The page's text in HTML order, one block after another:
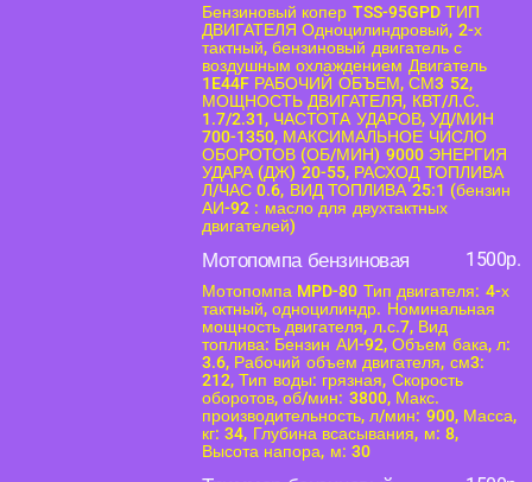
Бензиновый копер TSS-95GPD ТИП
ДВИГАТЕЛЯ Одноцилиндровый, 2-х
тактный, бензиновый двигатель с
воздушным охлаждением Двигатель
1E44F РАБОЧИЙ ОБЪЕМ, СМ3 52,
МОЩНОСТЬ ДВИГАТЕЛЯ, КВТ/Л.С.
1.7/2.31, ЧАСТОТА УДАРОВ, УД/МИН
700-1350, МАКСИМАЛЬНОЕ ЧИСЛО
ОБОРОТОВ (ОБ/МИН) 9000 ЭНЕРГИЯ
УДАРА (ДЖ) 20-55, РАСХОД ТОПЛИВА
Л/ЧАС 0.6, ВИД ТОПЛИВА 25:1 (бензин
АИ-92 : масло для двухтактных
двигателей)
Мотопомпа бензиновая 1500р.
Мотопомпа MPD-80 Тип двигателя: 4-х
тактный, одноцилиндр. Номинальная
мощность двигателя, л.с.7, Вид
топлива: Бензин АИ-92, Объем бака, л:
3.6, Рабочий объем двигателя, см3:
212, Тип воды: грязная, Скорость
оборотов, об/мин: 3800, Макс.
производительность, л/мин: 900, Масса,
кг: 34, Глубина всасывания, м: 8,
Высота напора, м: 30